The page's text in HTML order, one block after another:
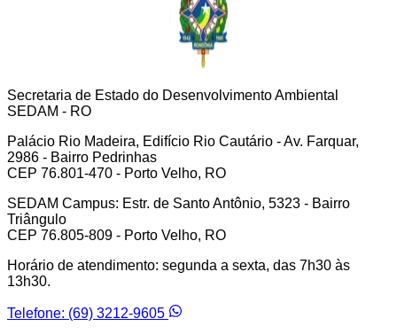
Secretaria de Estado do Desenvolvimento Ambiental
SEDAM - RO
Palácio Rio Madeira, Edifício Rio Cautário - Av. Farquar,
2986 - Bairro Pedrinhas
CEP 76.801-470 - Porto Velho, RO
SEDAM Campus: Estr. de Santo Antônio, 5323 - Bairro
Triângulo
CEP 76.805-809 - Porto Velho, RO
Horário de atendimento: segunda a sexta, das 7h30 às
13h30.
Telefone: (69) 3212-9605